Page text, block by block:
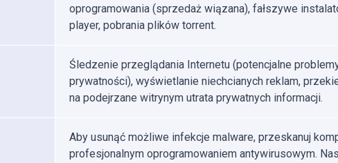
oprogramowania (sprzedaż wiązana), fałszywe
player, pobrania plików torrent.
Śledzenie przeglądania Internetu (potencjalne
prywatności), wyświetlanie niechcianych reklam,
na podejrzane witrynym utrata prywatnych informacji.
Aby usunąć możliwe infekcje malware, przeskanuj
profesjonalnym oprogramowaniem antywirusowym.